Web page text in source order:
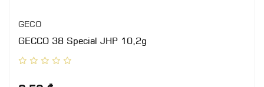
GECO
GECCO 38 Special JHP 10,2g